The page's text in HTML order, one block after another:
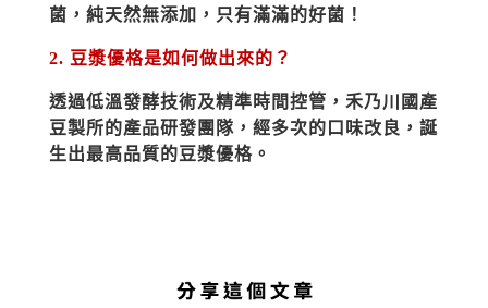
菌，純天然無添加，只有滿滿的好菌！
2. 豆漿優格是如何做出來的？
透過低溫發酵技術及精準時間控管，禾乃川國產
豆製所的產品研發團隊，經多次的口味改良，誕
生出最高品質的豆漿優格。